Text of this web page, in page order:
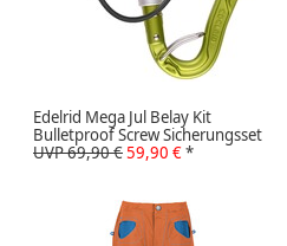
Edelrid Mega Jul Belay Kit
Bulletproof Screw Sicherungsset
UVP 69,90 €59,90 €*